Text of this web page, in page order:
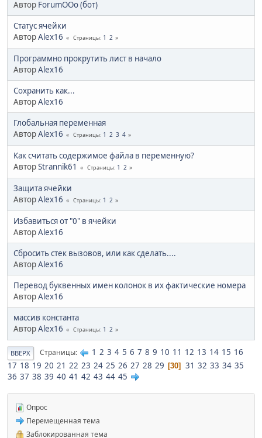
Автор ForumOOo (бот)
Статус ячейки
АвторAlex16 Страницы 1 2
Программно прокрутить лист в начало
АвторAlex16
Сохранить как...
АвторAlex16
Глобальная переменная
АвторAlex16 Страницы 1 2 3 4
Как считать содержимое файла в переменную?
АвторStrannik61 Страницы 1 2
Защита ячейки
АвторAlex16 Страницы 1 2
Избавиться от "0" в ячейки
АвторAlex16
Сбросить стек вызовов, или как сделать....
АвторAlex16
Перевод буквенных имен колонок в их фактические номера
АвторAlex16
массив константа
АвторAlex16 Страницы 1 2
ВВЕРХ Страницы 1 2 3 4 5 6 7 8 9 10 11 12 13 14 15 16
17 18 19 20 21 22 23 24 25 26 27 28 29 30 31 32 33 34 35
36 37 38 39 40 41 42 43 44 45
Опрос
Перемещенная тема
Заблокированная тема